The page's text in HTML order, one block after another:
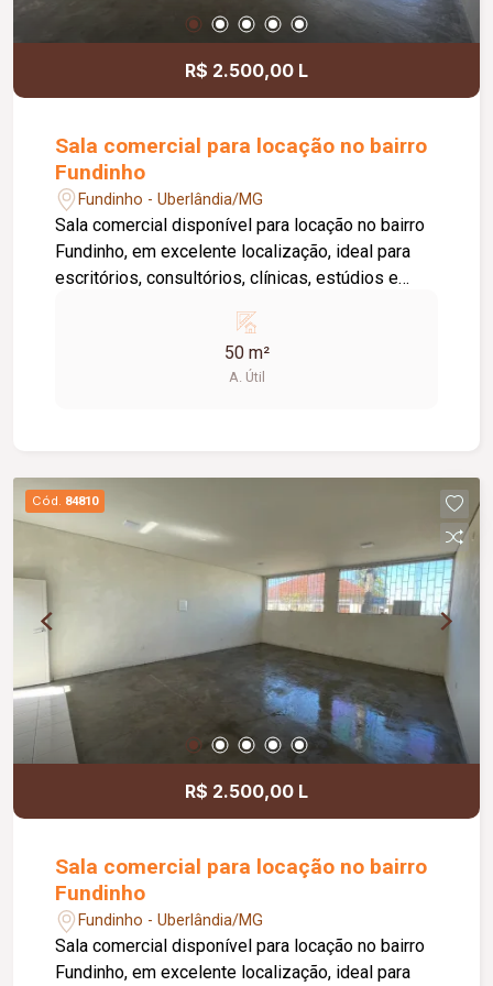
R$ 2.500,00 L
Sala comercial para locação no bairro
Fundinho
Fundinho - Uberlândia/MG
Sala comercial disponível para locação no bairro
Fundinho, em excelente localização, ideal para
escritórios, consultórios, clínicas, estúdios e
aproximadamente 50 m², forro em gesso, copa,
ponto de água, interfone e acesso por senha,
oferecendo praticidade e funcionalidade para o
banheiros feminino e masculino com
acessibilidade, controle de acesso facial, água
inclusa no condomínio, zelador e limpeza das
áreas comuns, copa, DML (Depósito de Material
de Limpeza), sistema de ronda, alarme, câmeras
de segurança e internet disponível. Como
diferencial, existe a possibilidade de ampliação
da área da sala, conforme a necessidade do
locatário. Entre em contato para mais
informações e agende uma visita.
50 m²
A. Útil
Cód. 84810
R$ 2.500,00 L
Sala comercial para locação no bairro
Fundinho
Fundinho - Uberlândia/MG
Sala comercial disponível para locação no bairro
Fundinho, em excelente localização, ideal para